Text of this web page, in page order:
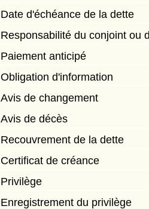
Date d'échéance de la dette
Responsabilité du conjoint ou
Paiement anticipé
Obligation d'information
Avis de changement
Avis de décès
Recouvrement de la dette
Certificat de créance
Privilège
Enregistrement du privilège